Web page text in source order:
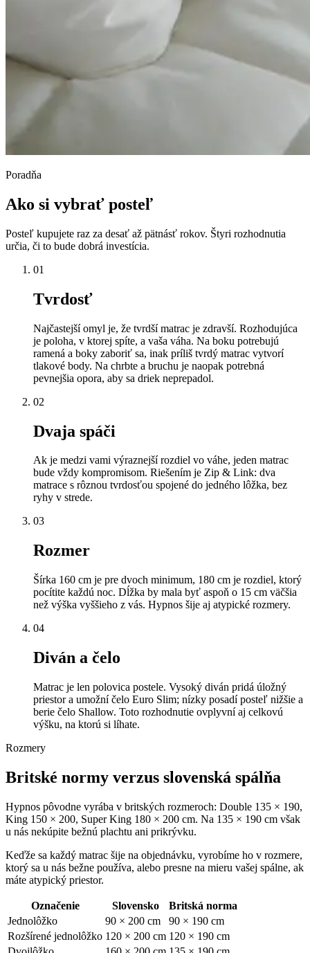
Poradňa
Ako si vybrať posteľ
Posteľ kupujete raz za desať až pätnásť rokov. Štyri rozhodnutia
určia, či to bude dobrá investícia.
01
Tvrdosť
Najčastejší omyl je, že tvrdší matrac je zdravší. Rozhodujúca
je poloha, v ktorej spíte, a vaša váha. Na boku potrebujú
ramená a boky zaboriť sa, inak príliš tvrdý matrac vytvorí
tlakové body. Na chrbte a bruchu je naopak potrebná
pevnejšia opora, aby sa driek neprepadol.
02
Dvaja spáči
Ak je medzi vami výraznejší rozdiel vo váhe, jeden matrac
bude vždy kompromisom. Riešením je Zip & Link: dva
matrace s rôznou tvrdosťou spojené do jedného lôžka, bez
ryhy v strede.
03
Rozmer
Šírka 160 cm je pre dvoch minimum, 180 cm je rozdiel, ktorý
pocítite každú noc. Dĺžka by mala byť aspoň o 15 cm väčšia
než výška vyššieho z vás. Hypnos šije aj atypické rozmery.
04
Diván a čelo
Matrac je len polovica postele. Vysoký diván pridá úložný
priestor a umožní čelo Euro Slim; nízky posadí posteľ nižšie a
berie čelo Shallow. Toto rozhodnutie ovplyvní aj celkovú
výšku, na ktorú si líhate.
Rozmery
Britské normy verzus slovenská spálňa
Hypnos pôvodne vyrába v britských rozmeroch: Double 135 × 190,
King 150 × 200, Super King 180 × 200 cm. Na 135 × 190 cm však
u nás nekúpite bežnú plachtu ani prikrývku.
Keďže sa každý matrac šije na objednávku, vyrobíme ho v rozmere,
ktorý sa u nás bežne používa, alebo presne na mieru vašej spálne, ak
máte atypický priestor.
Označenie Slovensko
Britská norma
Jednolôžko
90 × 200 cm
90 × 190 cm
Rozšírené jednolôžko 120 × 200 cm 120 × 190 cm